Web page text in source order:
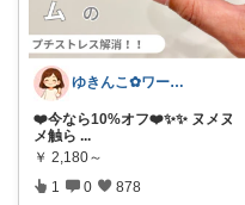
ゆきんこ✿ワーママ時短アイテム✿
❤️今なら10%オフ❤️✨✨ ヌメヌ
メ触ら ...
￥ 2,180～
1 0 878